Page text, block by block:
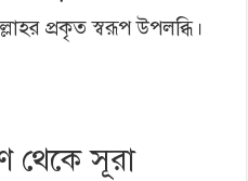
প্রকৃত স্বরূপ উপলব্ধি।
থেকে সূরা